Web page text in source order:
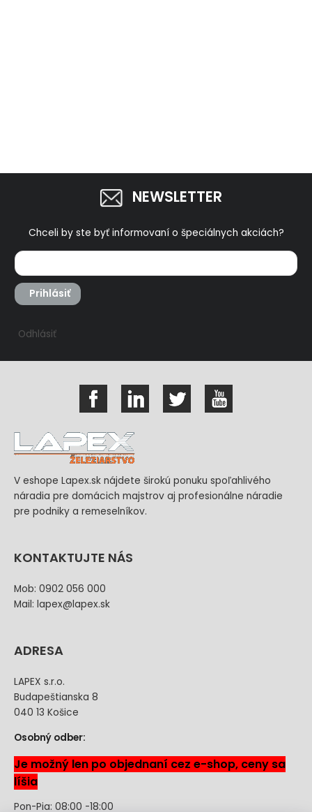
NEWSLETTER
Chceli by ste byť informovaní o špeciálnych akciách?
Prihlásiť
Odhlásiť
V eshope Lapex.sk nájdete širokú ponuku spoľahlivého
náradia pre domácich majstrov aj profesionálne náradie
pre podniky a remeselníkov.
KONTAKTUJTE NÁS
Mob: 0902 056 000
Mail: lapex@lapex.sk
ADRESA
LAPEX s.r.o.
Budapeštianska 8
040 13 Košice
Osobný odber:
Je možný len po objednaní cez e-shop, ceny sa
líšia
Pon-Pia: 08:00 -18:00